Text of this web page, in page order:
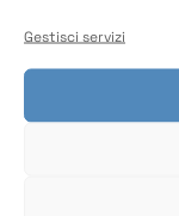
Gestisci servizi
di Barcellona
COME
ONLINE? Il